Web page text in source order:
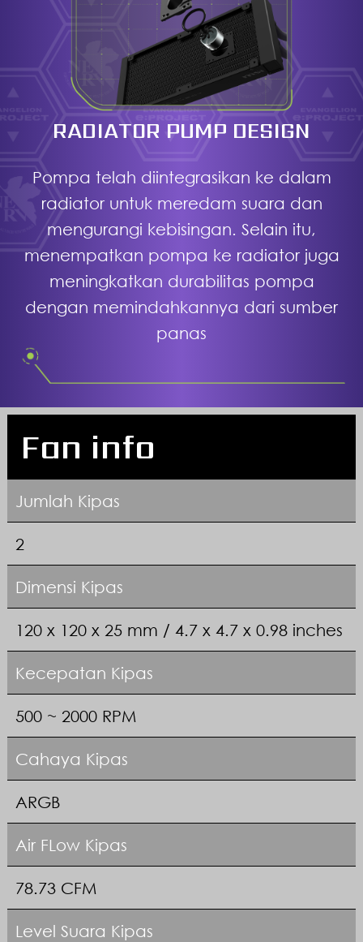
RADIATOR PUMP DESIGN
Pompa telah diintegrasikan ke dalam
radiator untuk meredam suara dan
mengurangi kebisingan. Selain itu,
menempatkan pompa ke radiator juga
meningkatkan durabilitas pompa
dengan memindahkannya dari sumber
panas
Fan info
Jumlah Kipas
2
Dimensi Kipas
120 x 120 x 25 mm / 4.7 x 4.7 x 0.98 inches
Kecepatan Kipas
500 ~ 2000 RPM
Cahaya Kipas
ARGB
Air FLow Kipas
78.73 CFM
Level Suara Kipas